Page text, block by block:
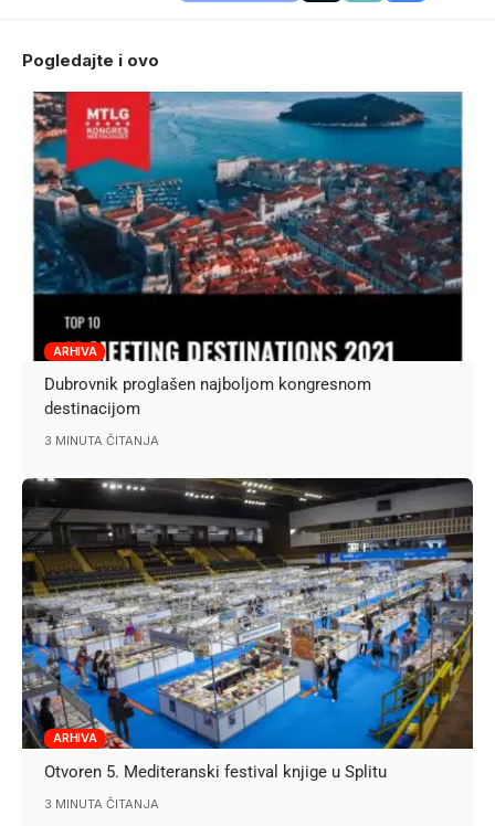
Pogledajte i ovo
ARHIVA
Dubrovnik proglašen najboljom kongresnom
destinacijom
3 MINUTA ČITANJA
ARHIVA
Otvoren 5. Mediteranski festival knjige u Splitu
3 MINUTA ČITANJA